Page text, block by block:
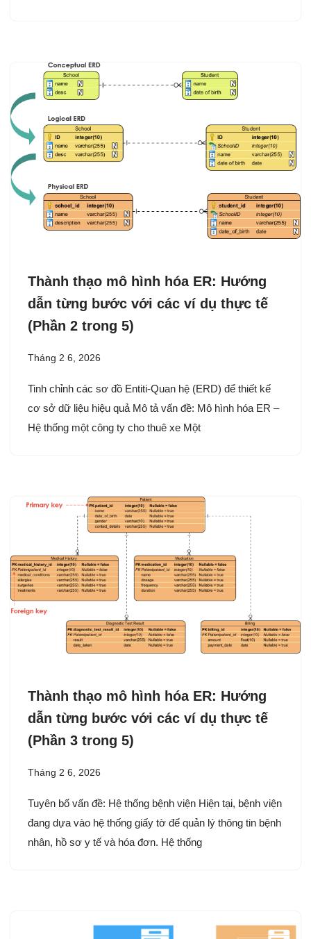
Thành thạo mô hình hóa ER: Hướng
dẫn từng bước với các ví dụ thực tế
(Phần 2 trong 5)
Tháng 2 6, 2026
Tinh chỉnh các sơ đồ Entiti-Quan hệ (ERD) để thiết kế
cơ sở dữ liệu hiệu quả Mô tả vấn đề: Mô hình hóa ER –
Hệ thống một công ty cho thuê xe Một
Thành thạo mô hình hóa ER: Hướng
dẫn từng bước với các ví dụ thực tế
(Phần 3 trong 5)
Tháng 2 6, 2026
Tuyên bố vấn đề: Hệ thống bệnh viện Hiện tại, bệnh viện
đang dựa vào hệ thống giấy tờ để quản lý thông tin bệnh
nhân, hồ sơ y tế và hóa đơn. Hệ thống